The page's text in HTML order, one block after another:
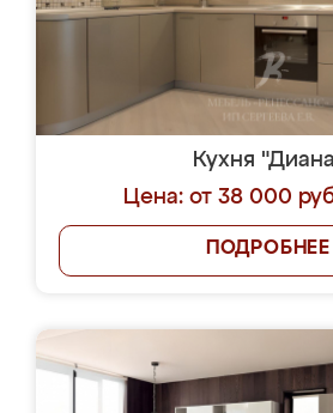
Кухня
Цена: от 38 000
ПОДРОБНЕЕ